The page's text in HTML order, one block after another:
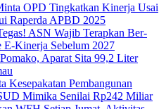
Jaga
OPD Tingkatkan Kinerja Usai
Raperda APBD 2025
ASN Wajib Terapkan Ber-
Kinerja Sebelum 2027
Aparat Sita 99,2 Liter
Kesepakatan Pembangunan
Mimika Senilai Rp242 Miliar